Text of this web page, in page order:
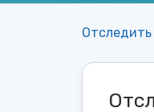
Отследить